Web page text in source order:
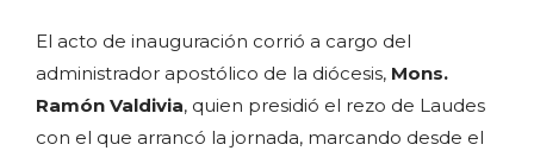
El acto de inauguración corrió a cargo del
administrador apostólico de la diócesis, Mons.
Ramón Valdivia, quien presidió el rezo de Laudes
con el que arrancó la jornada, marcando desde el